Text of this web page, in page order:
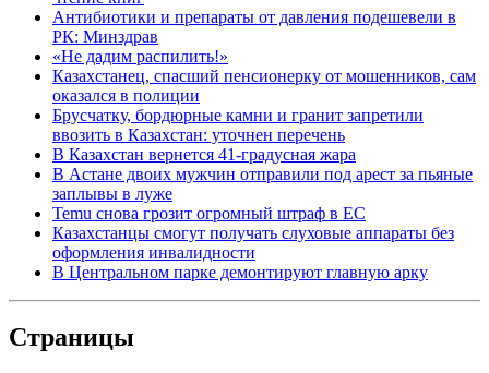
Антибиотики и препараты от давления подешевели в
РК: Минздрав
«Не дадим распилить!»
Казахстанец, спасший пенсионерку от мошенников, сам
оказался в полиции
Брусчатку, бордюрные камни и гранит запретили
ввозить в Казахстан: уточнен перечень
В Казахстан вернется 41-градусная жара
В Астане двоих мужчин отправили под арест за пьяные
заплывы в луже
Temu снова грозит огромный штраф в ЕС
Казахстанцы смогут получать слуховые аппараты без
оформления инвалидности
В Центральном парке демонтируют главную арку
Страницы